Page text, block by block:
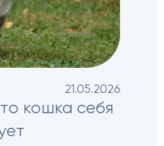
21.05.2026
кошка себя